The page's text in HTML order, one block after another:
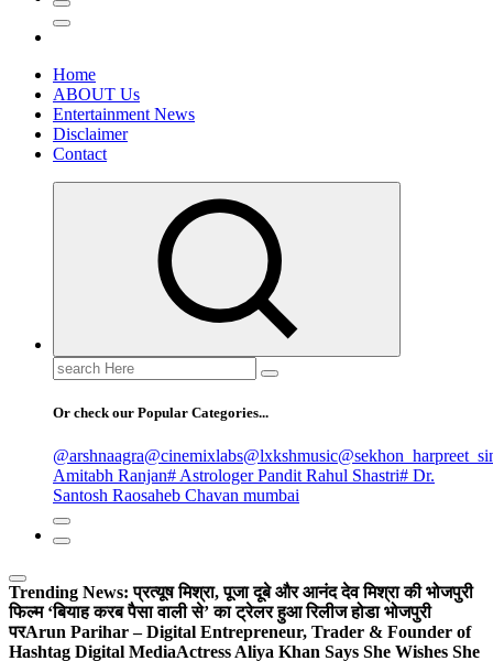
Home
ABOUT Us
Entertainment News
Disclaimer
Contact
Search
for:
Or check our Popular Categories...
@arshnaagra@cinemixlabs@lxkshmusic
Amitabh Ranjan# Astrologer Pandit Rahul Shastri# Dr.
Santosh Raosaheb Chavan mumbai
Trending News: प्रत्यूष मिश्रा, पूजा दूबे और आनंद देव मिश्रा की भोजपुरी
फिल्म ‘बियाह करब पैसा वाली से’ का ट्रेलर हुआ रिलीज होडा भोजपुरी
परArun Parihar – Digital Entrepreneur, Trader & Founder of
Hashtag Digital MediaActress Aliya Khan Says She Wishes She